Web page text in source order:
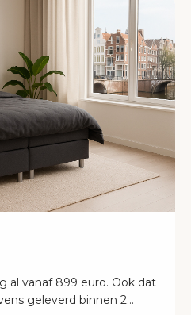
al vanaf 899 euro. Ook dat
geleverd binnen 2